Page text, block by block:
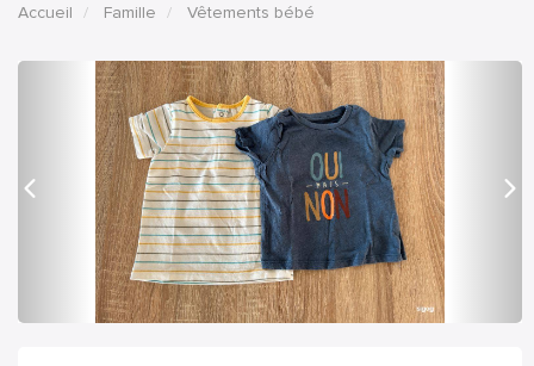
Accueil Famille Vêtements bébé
précédent